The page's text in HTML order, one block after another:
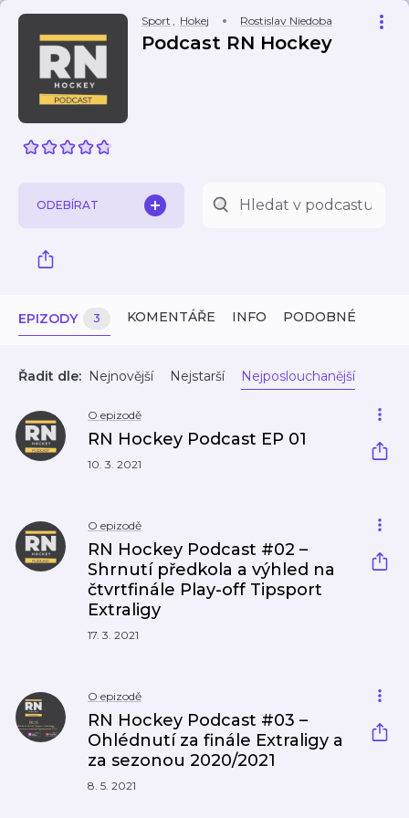
Sport , Hokej Rostislav Niedoba
Podcast RN Hockey
ODEBÍRAT
EPIZODY 3 KOMENTÁŘE INFO PODOBNÉ
Řadit dle: Nejnovější Nejstarší Nejposlouchanější
O epizodě
RN Hockey Podcast EP 01
10. 3. 2021
O epizodě
RN Hockey Podcast #02 –
Shrnutí předkola a výhled na
čtvrtfinále Play-off Tipsport
Extraligy
17. 3. 2021
O epizodě
RN Hockey Podcast #03 –
Ohlédnutí za finále Extraligy a
za sezonou 2020/2021
8. 5. 2021